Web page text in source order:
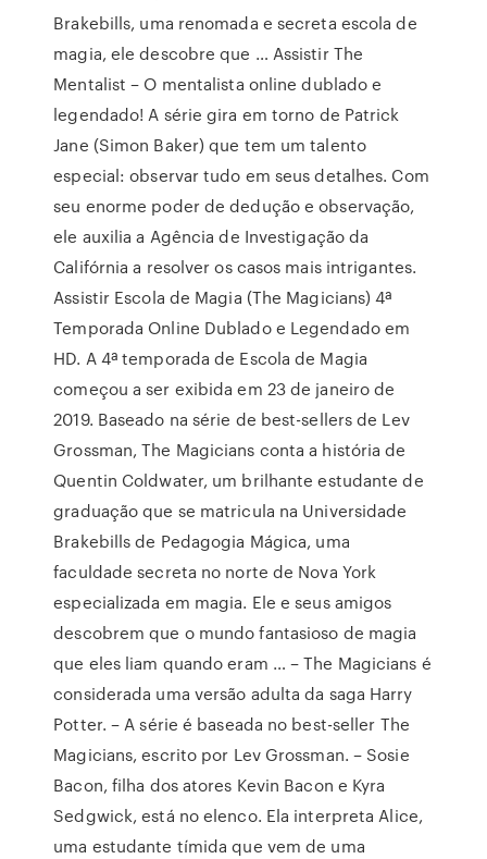
Brakebills, uma renomada e secreta escola de
magia, ele descobre que … Assistir The
Mentalist – O mentalista online dublado e
legendado! A série gira em torno de Patrick
Jane (Simon Baker) que tem um talento
especial: observar tudo em seus detalhes. Com
seu enorme poder de dedução e observação,
ele auxilia a Agência de Investigação da
Califórnia a resolver os casos mais intrigantes.
Assistir Escola de Magia (The Magicians) 4ª
Temporada Online Dublado e Legendado em
HD. A 4ª temporada de Escola de Magia
começou a ser exibida em 23 de janeiro de
2019. Baseado na série de best-sellers de Lev
Grossman, The Magicians conta a história de
Quentin Coldwater, um brilhante estudante de
graduação que se matricula na Universidade
Brakebills de Pedagogia Mágica, uma
faculdade secreta no norte de Nova York
especializada em magia. Ele e seus amigos
descobrem que o mundo fantasioso de magia
que eles liam quando eram … – The Magicians é
considerada uma versão adulta da saga Harry
Potter. – A série é baseada no best-seller The
Magicians, escrito por Lev Grossman. – Sosie
Bacon, filha dos atores Kevin Bacon e Kyra
Sedgwick, está no elenco. Ela interpreta Alice,
uma estudante tímida que vem de uma